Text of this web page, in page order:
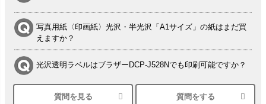
写真用紙〈印画紙〉光沢・半光沢「A1サイズ」の紙はまだ買
えますか？
光沢透明ラベルはブラザーDCP-J528Nでも印刷可能ですか？
シルバーペーパーにEPSON EP-30VAで印刷するときの設定
質問を見る 質問をする